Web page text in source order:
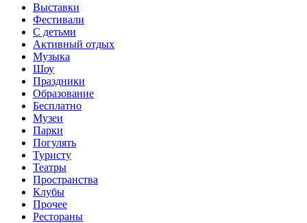
Выставки
Фестивали
С детьми
Активный отдых
Музыка
Шоу
Праздники
Образование
Бесплатно
Музеи
Парки
Погулять
Туристу
Театры
Пространства
Клубы
Прочее
Рестораны